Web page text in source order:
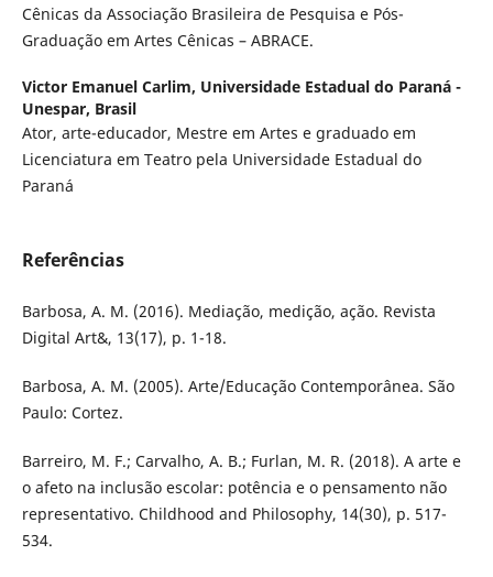
Cênicas da Associação Brasileira de Pesquisa e Pós-
Graduação em Artes Cênicas – ABRACE.
Victor Emanuel Carlim, Universidade Estadual do Paraná -
Unespar, Brasil
Ator, arte-educador, Mestre em Artes e graduado em
Licenciatura em Teatro pela Universidade Estadual do
Paraná
Referências
Barbosa, A. M. (2016). Mediação, medição, ação. Revista
Digital Art&, 13(17), p. 1-18.
Barbosa, A. M. (2005). Arte/Educação Contemporânea. São
Paulo: Cortez.
Barreiro, M. F.; Carvalho, A. B.; Furlan, M. R. (2018). A arte e
o afeto na inclusão escolar: potência e o pensamento não
representativo. Childhood and Philosophy, 14(30), p. 517-
534.